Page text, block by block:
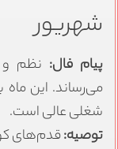
شهریور
پیام فال:نظم و
می‌رساند. این
شغلی عالی است.
توصیه:قدم‌های